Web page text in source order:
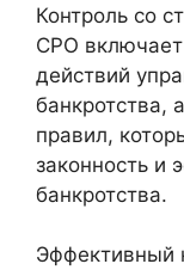
Контроль со
СРО включает
действий
банкротства,
правил,
законность и
банкротства.
Эффективный